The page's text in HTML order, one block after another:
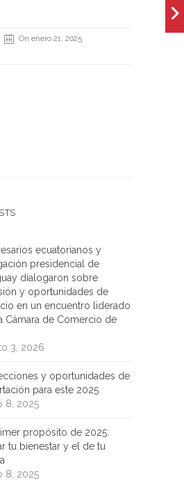
On enero 21, 2025
ecuatorianos y
presidencial de
dialogaron sobre
y oportunidades de
en un encuentro liderado
Cámara de Comercio de
3, 2026
y oportunidades de
para este 2025
8, 2025
propósito de 2025:
tu bienestar y el de tu
8, 2025